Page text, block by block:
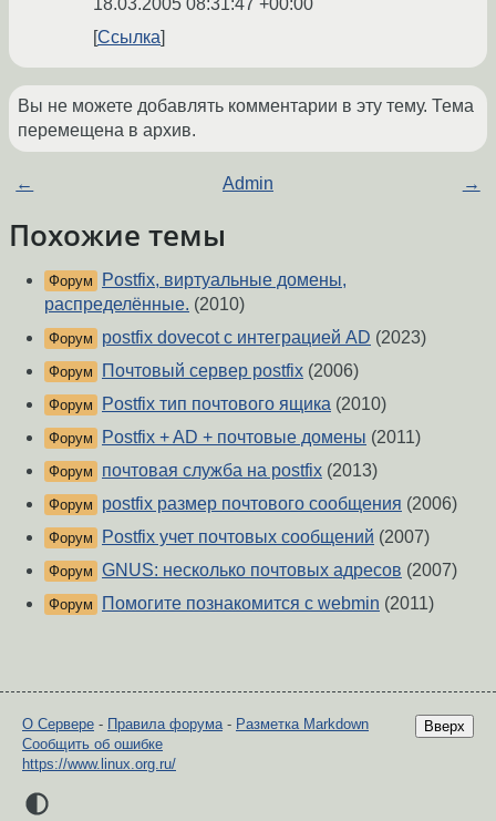
18.03.2005 08:31:47 +00:00
Ссылка
Вы не можете добавлять комментарии в эту тему. Тема
перемещена в архив.
← Admin →
Похожие темы
Форум
Postfix, виртуальные домены,
распределённые. (2010)
Форум postfix dovecot с интеграцией AD (2023)
Форум Почтовый сервер postfix (2006)
Форум Postfix тип почтового ящика (2010)
Форум Postfix + AD + почтовые домены (2011)
Форум почтовая служба на postfix (2013)
Форум postfix размер почтового сообщения (2006)
Форум Postfix учет почтовых сообщений (2007)
Форум GNUS: несколько почтовых адресов (2007)
Форум Помогите познакомится с webmin (2011)
Вверх
О Сервере - Правила форума- Разметка Markdown
Сообщить об ошибке
https://www.linux.org.ru/